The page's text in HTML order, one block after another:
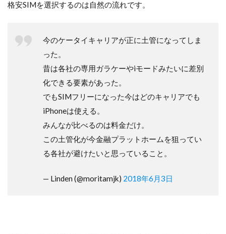
格安SIMを選択するのは自然の流れです。
今のケータイキャリアが正に土管になってしま
った。
昔は各社の専用ガラケーやiモードみたいに差別
化できる要素があった。
でもSIMフリーになった今はどのキャリアでも
iPhoneは使える。
みんなが比べるのは料金だけ。
この土管化が今金融プラットホームを狙ってい
る各社が避けたいと思っていること。
— Linden (@moritamjk) 2018年6月3日